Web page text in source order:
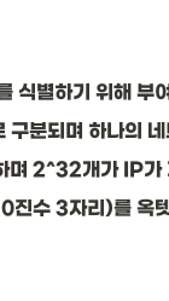
식별하기 위해 부
분되며 하나의
2^32개가 IP가
진수 3자리)를 옥